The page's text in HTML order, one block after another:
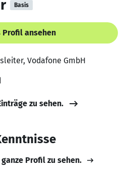
Basis
Profil ansehen
Vodafone GmbH
zu sehen.
Profil zu sehen.